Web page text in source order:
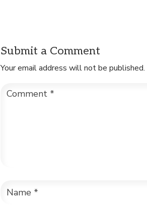
Submit a Comment
Your email address will not be published.